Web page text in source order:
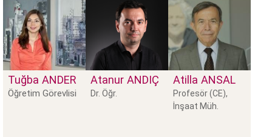
Tuğba ANDER
Öğretim Görevlisi
Atanur ANDIÇ
Dr. Öğr.
Atilla ANSAL
Profesör (CE),
İnşaat Müh.